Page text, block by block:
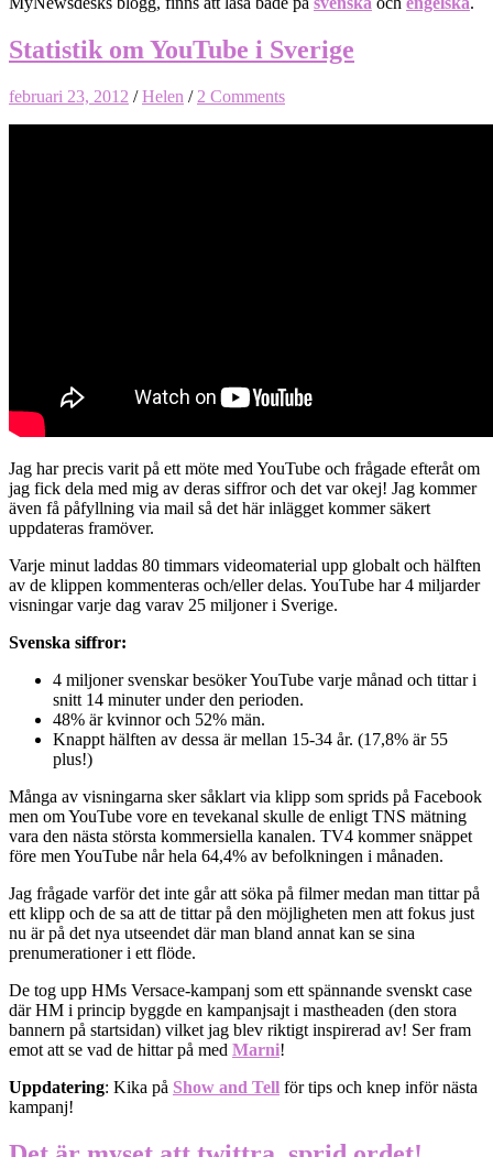
Statistik om YouTube i Sverige
februari 23, 2012 /Helen / 2 Comments
Jag har precis varit på ett möte med YouTube och frågade efteråt om
jag fick dela med mig av deras siffror och det var okej! Jag kommer
även få påfyllning via mail så det här inlägget kommer säkert
uppdateras framöver.
Varje minut laddas 80 timmars videomaterial upp globalt och hälften
av de klippen kommenteras och/eller delas. YouTube har 4 miljarder
visningar varje dag varav 25 miljoner i Sverige.
Svenska siffror:
4 miljoner svenskar besöker YouTube varje månad och tittar i
snitt 14 minuter under den perioden.
48% är kvinnor och 52% män.
Knappt hälften av dessa är mellan 15-34 år. (17,8% är 55
plus!)
Många av visningarna sker såklart via klipp som sprids på Facebook
men om YouTube vore en tevekanal skulle de enligt TNS mätning
vara den nästa största kommersiella kanalen. TV4 kommer snäppet
före men YouTube når hela 64,4% av befolkningen i månaden.
Jag frågade varför det inte går att söka på filmer medan man tittar på
ett klipp och de sa att de tittar på den möjligheten men att fokus just
nu är på det nya utseendet där man bland annat kan se sina
prenumerationer i ett flöde.
De tog upp HMs Versace-kampanj som ett spännande svenskt case
där HM i princip byggde en kampanjsajt i mastheaden (den stora
bannern på startsidan) vilket jag blev riktigt inspirerad av! Ser fram
emot att se vad de hittar på med Marni!
Uppdatering: Kika på Show and Tell för tips och knep inför nästa
kampanj!